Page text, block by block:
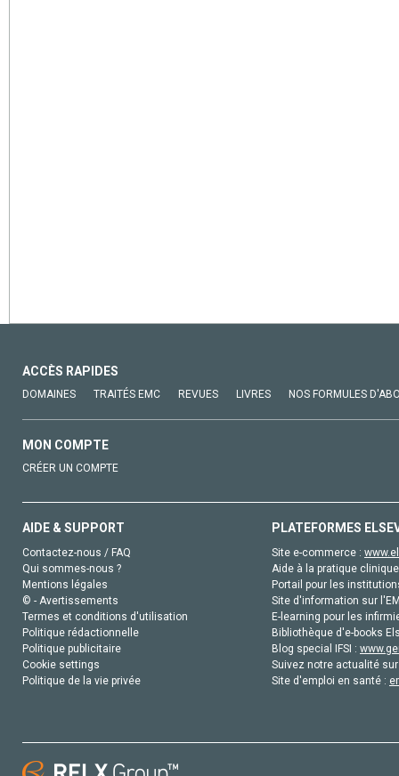
ACCÈS RAPIDES
DOMAINES TRAITÉS EMC REVUES LIVRES NOS FORMULES
MON COMPTE
CRÉER UN COMPTE
AIDE & SUPPORT
Contactez-nous / FAQ
Qui sommes-nous ?
Mentions légales
© - Avertissements
Termes et conditions d'utilisation
Politique rédactionnelle
Politique publicitaire
Cookie settings
Politique de la vie privée
PLATEFORMES
Site e-commerce :
Aide à la pratique
Portail pour les
Site d'information sur
E-learning pour les
Bibliothèque d'e-books
Blog special IFSI :
Suivez notre actualité
Site d'emploi en santé :